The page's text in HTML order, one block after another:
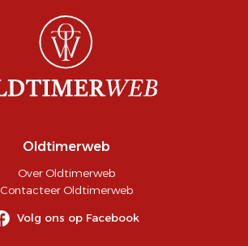
Oldtimerweb
Over Oldtimerweb
Contacteer Oldtimerweb
Volg ons op Facebook